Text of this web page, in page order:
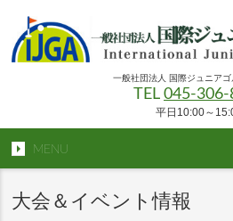
一般社団法人 国際ジュニア
TEL 045-306-
平日10:00～
MENU
大会＆イベント情報